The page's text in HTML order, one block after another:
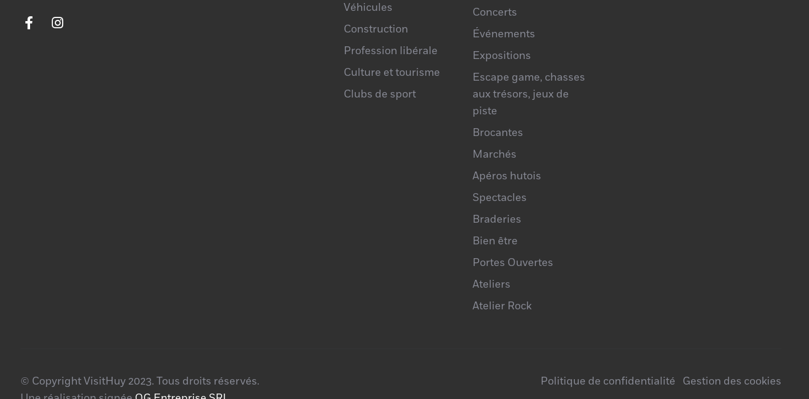
Véhicules
Construction
Profession libérale
Culture et tourisme
Clubs de sport
Concerts
Événements
Expositions
Escape game, chasses
aux trésors, jeux de
piste
Brocantes
Marchés
Apéros hutois
Spectacles
Braderies
Bien être
Portes Ouvertes
Ateliers
Atelier Rock
© Copyright VisitHuy 2023. Tous droits réservés.
Politique de confidentialité Gestion des cookies